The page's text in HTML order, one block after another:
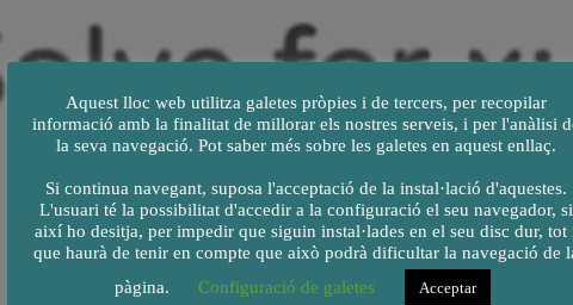
Aquest lloc web utilitza galetes pròpies i de tercers, per recopilar
informació amb la finalitat de millorar els nostres serveis, i per l'anàlisi
la seva navegació. Pot saber més sobre les galetes en aquest enllaç.
Si continua navegant, suposa l'acceptació de la instal·lació d'aquestes.
L'usuari té la possibilitat d'accedir a la configuració el seu navegador, si
així ho desitja, per impedir que siguin instal·lades en el seu disc dur, tot
que haurà de tenir en compte que això podrà dificultar la navegació de
pàgina.
Configuració de galetes Acceptar